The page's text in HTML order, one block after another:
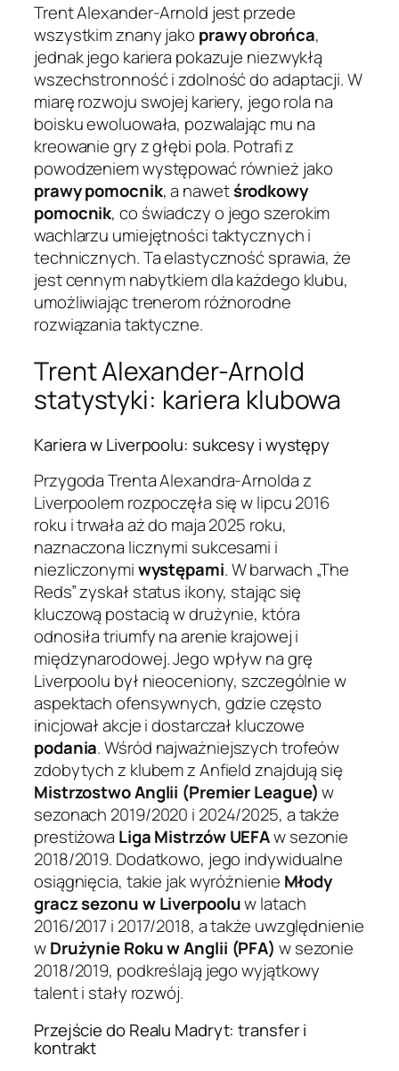
Trent Alexander-Arnold jest przede
wszystkim znany jako prawy obrońca,
jednak jego kariera pokazuje niezwykłą
wszechstronność i zdolność do adaptacji. W
miarę rozwoju swojej kariery, jego rola na
boisku ewoluowała, pozwalając mu na
kreowanie gry z głębi pola. Potrafi z
powodzeniem występować również jako
prawy pomocnik, a nawetśrodkowy
pomocnik, co świadczy o jego szerokim
wachlarzu umiejętności taktycznych i
technicznych. Ta elastyczność sprawia, że
jest cennym nabytkiem dla każdego klubu,
umożliwiając trenerom różnorodne
rozwiązania taktyczne.
Trent Alexander-Arnold
statystyki: kariera klubowa
Kariera w Liverpoolu: sukcesy i występy
Przygoda Trenta Alexandra-Arnolda z
Liverpoolem rozpoczęła się w lipcu 2016
roku i trwała aż do maja 2025 roku,
naznaczona licznymi sukcesami i
niezliczonymiwystępami. W barwach „The
Reds” zyskał status ikony, stając się
kluczową postacią w drużynie, która
odnosiła triumfy na arenie krajowej i
międzynarodowej. Jego wpływ na grę
Liverpoolu był nieoceniony, szczególnie w
aspektach ofensywnych, gdzie często
inicjował akcje i dostarczał kluczowe
podania. Wśród najważniejszych trofeów
zdobytych z klubem z Anfield znajdują się
Mistrzostwo Anglii (Premier League)w
sezonach 2019/2020 i 2024/2025, a także
prestiżowa Liga Mistrzów UEFAw sezonie
2018/2019. Dodatkowo, jego indywidualne
osiągnięcia, takie jak wyróżnienie Młody
gracz sezonu w Liverpooluw latach
2016/2017 i 2017/2018, a także uwzględnienie
wDrużynie Roku w Anglii (PFA) w sezonie
2018/2019, podkreślają jego wyjątkowy
talent i stały rozwój.
Przejście do Realu Madryt: transfer i
kontrakt